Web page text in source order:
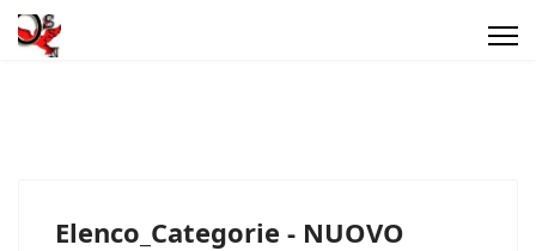
Elenco_Categorie - NUOVO